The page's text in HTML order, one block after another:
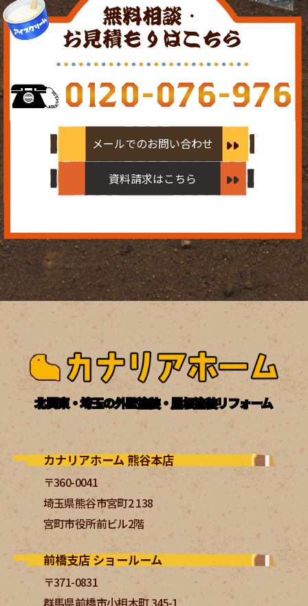
無料相談・
お見積もりはこちら
0120-076-976
メールでのお問い合わせ
資料請求はこちら
北関東・埼玉の外壁塗装・屋根塗装リフォーム
カナリアホーム 熊谷本店
〒360-0041
埼玉県熊谷市宮町2 138
宮町市役所前ビル2階
前橋支店 ショールーム
〒371-0831
群馬県前橋市小相木町 345-1